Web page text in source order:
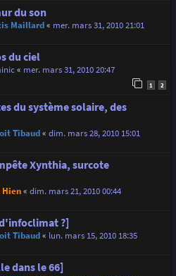
du son
Maillard« mer. mars 31, 2010 21:01
du ciel
« mer. mars 31, 2010 20:47
1 2
du système solaire, des
Tibaud« dim. mars 28, 2010 15:01
Xynthia, surcote
« dim. mars 21, 2010 00:44
?]
Tibaud« lun. mars 15, 2010 18:35
dans le 66]